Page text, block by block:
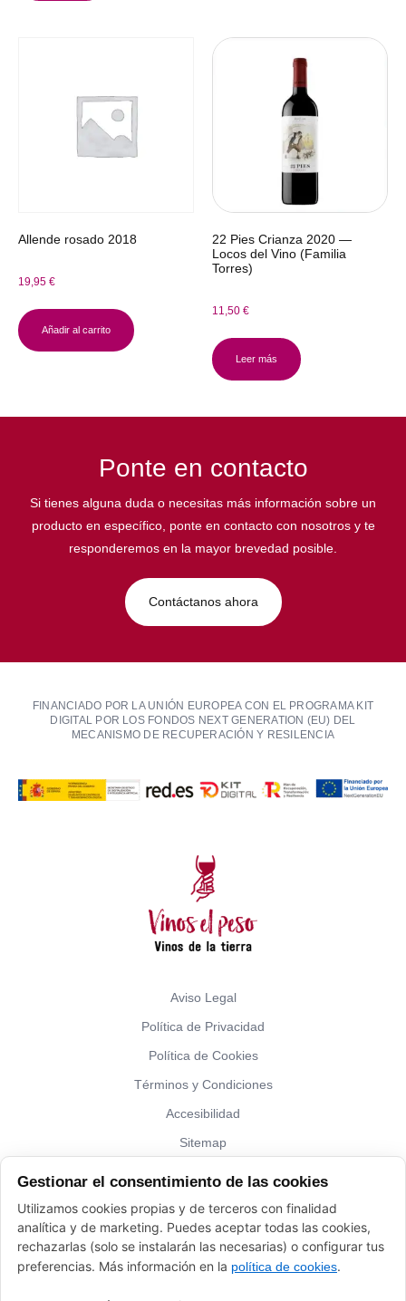
Allende rosado 2018
19,95 €
Añadir al carrito
22 Pies Crianza 2020 —
Locos del Vino (Familia
Torres)
11,50 €
Leer más
Ponte en contacto
Si tienes alguna duda o necesitas más información sobre un
producto en específico, ponte en contacto con nosotros y te
responderemos en la mayor brevedad posible.
Contáctanos ahora
FINANCIADO POR LA UNIÓN EUROPEA CON EL PROGRAMA KIT
DIGITAL POR LOS FONDOS NEXT GENERATION (EU) DEL
MECANISMO DE RECUPERACIÓN Y RESILENCIA
Aviso Legal
Política de Privacidad
Política de Cookies
Términos y Condiciones
Accesibilidad
Sitemap
Vinos El Peso: (+34) 941 226 120
elpeso@vinoyalgomas.com
Gestionar el consentimiento de las cookies
Utilizamos cookies propias y de terceros con finalidad
analítica y de marketing. Puedes aceptar todas las cookies,
rechazarlas (solo se instalarán las necesarias) o configurar tus
preferencias. Más información en la política de cookies.